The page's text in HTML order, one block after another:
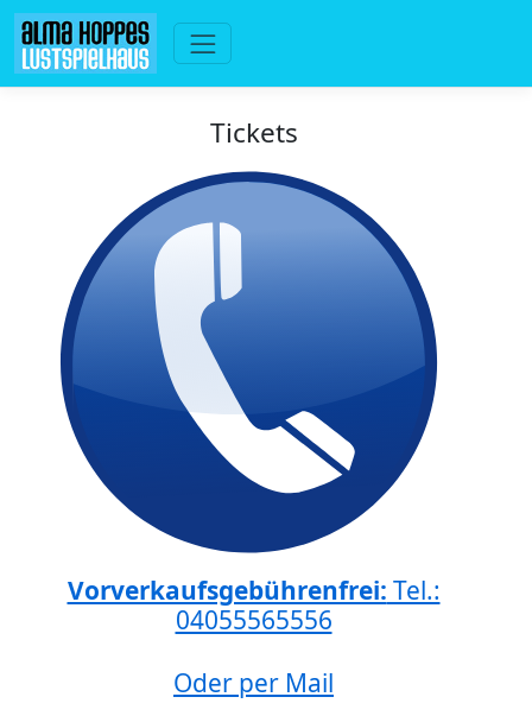
Tickets
Vorverkaufsgebührenfrei: Tel.:
04055565556
Oder per Mail